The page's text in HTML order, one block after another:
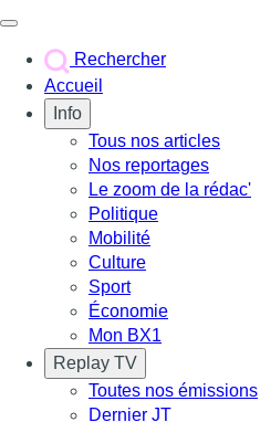
Rechercher
Accueil
Info
Tous nos articles
Nos reportages
Le zoom de la rédac'
Politique
Mobilité
Culture
Sport
Économie
Mon BX1
Replay TV
Toutes nos émissions
Dernier JT